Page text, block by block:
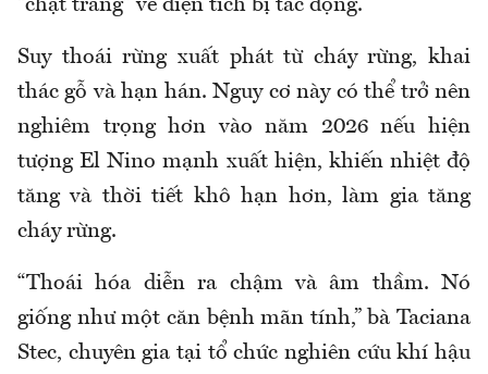
“chặt trắng” về diện tích bị tác động.
Suy thoái rừng xuất phát từ cháy rừng, khai
thác gỗ và hạn hán. Nguy cơ này có thể trở nên
nghiêm trọng hơn vào năm 2026 nếu hiện
tượng El Nino mạnh xuất hiện, khiến nhiệt độ
tăng và thời tiết khô hạn hơn, làm gia tăng
cháy rừng.
“Thoái hóa diễn ra chậm và âm thầm. Nó
giống như một căn bệnh mãn tính,” bà Taciana
Stec, chuyên gia tại tổ chức nghiên cứu khí hậu